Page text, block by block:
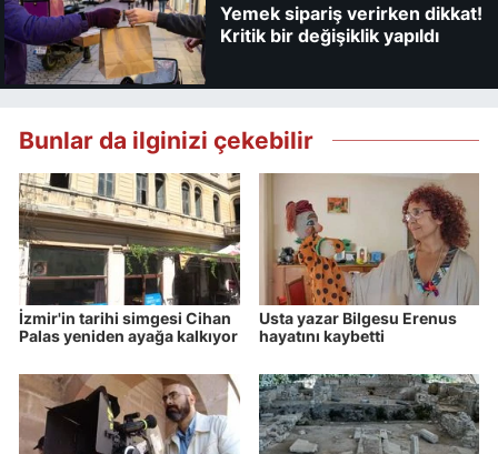
Yemek sipariş verirken dikkat!
Kritik bir değişiklik yapıldı
Bunlar da ilginizi çekebilir
İzmir'in tarihi simgesi Cihan
Palas yeniden ayağa kalkıyor
Usta yazar Bilgesu Erenus
hayatını kaybetti